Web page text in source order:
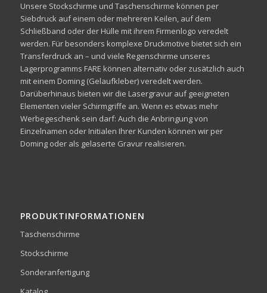
Unsere Stockschirme und Taschenschirme können per
Siebdruck auf einem oder mehreren Keilen, auf dem
Schließband oder der Hülle mit ihrem Firmenlogo veredelt
werden. Für besonders komplexe Druckmotive bietet sich ein
Transferdruck an – und viele Regenschirme unseres
Lagerprogramms FARE können alternativ oder zusätzlich auch
mit einem Doming (Gelaufkleber) veredelt werden.
Darüberhinaus bieten wir die Lasergravur auf geeigneten
Elementen vieler Schirmgriffe an. Wenn es etwas mehr
Werbegeschenk sein darf: Auch die Anbringung von
Einzelnamen oder Initialen Ihrer Kunden können wir per
Doming oder als gelaserte Gravur realisieren.
PRODUKTINFORMATIONEN
Taschenschirme
Stockschirme
Sonderanfertigung